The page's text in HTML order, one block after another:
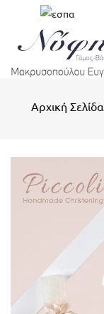
Αρχική Σελίδα